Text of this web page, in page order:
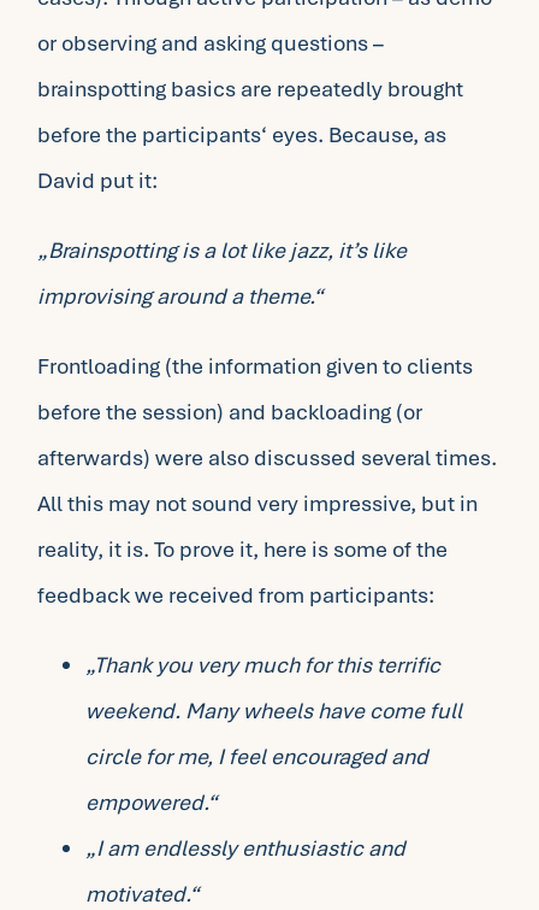
or observing and asking questions –
brainspotting basics are repeatedly brought
before the participants‘ eyes. Because, as
David put it:
„Brainspotting is a lot like jazz, it’s like
improvising around a theme.“
Frontloading (the information given to clients
before the session) and backloading (or
afterwards) were also discussed several times.
All this may not sound very impressive, but in
reality, it is. To prove it, here is some of the
feedback we received from participants:
„Thank you very much for this terrific
weekend. Many wheels have come full
circle for me, I feel encouraged and
empowered.“
„I am endlessly enthusiastic and
motivated.“